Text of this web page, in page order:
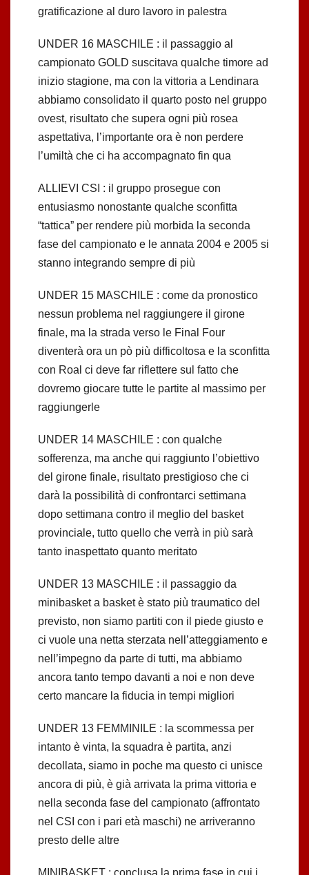
gratificazione al duro lavoro in palestra
UNDER 16 MASCHILE : il passaggio al
campionato GOLD suscitava qualche timore ad
inizio stagione, ma con la vittoria a Lendinara
abbiamo consolidato il quarto posto nel gruppo
ovest, risultato che supera ogni più rosea
aspettativa, l’importante ora è non perdere
l’umiltà che ci ha accompagnato fin qua
ALLIEVI CSI : il gruppo prosegue con
entusiasmo nonostante qualche sconfitta
“tattica” per rendere più morbida la seconda
fase del campionato e le annata 2004 e 2005 si
stanno integrando sempre di più
UNDER 15 MASCHILE : come da pronostico
nessun problema nel raggiungere il girone
finale, ma la strada verso le Final Four
diventerà ora un pò più difficoltosa e la sconfitta
con Roal ci deve far riflettere sul fatto che
dovremo giocare tutte le partite al massimo per
raggiungerle
UNDER 14 MASCHILE : con qualche
sofferenza, ma anche qui raggiunto l’obiettivo
del girone finale, risultato prestigioso che ci
darà la possibilità di confrontarci settimana
dopo settimana contro il meglio del basket
provinciale, tutto quello che verrà in più sarà
tanto inaspettato quanto meritato
UNDER 13 MASCHILE : il passaggio da
minibasket a basket è stato più traumatico del
previsto, non siamo partiti con il piede giusto e
ci vuole una netta sterzata nell’atteggiamento e
nell’impegno da parte di tutti, ma abbiamo
ancora tanto tempo davanti a noi e non deve
certo mancare la fiducia in tempi migliori
UNDER 13 FEMMINILE : la scommessa per
intanto è vinta, la squadra è partita, anzi
decollata, siamo in poche ma questo ci unisce
ancora di più, è già arrivata la prima vittoria e
nella seconda fase del campionato (affrontato
nel CSI con i pari età maschi) ne arriveranno
presto delle altre